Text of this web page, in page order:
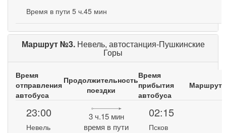
Время в пути 5 ч.45 мин
Маршрут №3. Невель, автостанция-Пушкинские
Горы
Время
отправления
автобуса
Продолжительность
поездки
Время
прибытия
автобуса
Маршрут
23:00
Невель
3 ч.15 мин
время в пути
02:15
Псков